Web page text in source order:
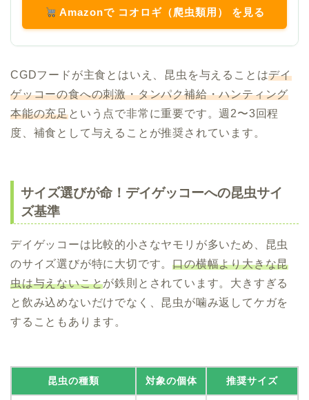
Amazonで コオロギ（爬虫類用） を見る
CGDフードが主食とはいえ、昆虫を与えることはデイ
ゲッコーの食への刺激・タンパク補給・ハンティング
本能の充足という点で非常に重要です。週2〜3回程
度、補食として与えることが推奨されています。
サイズ選びが命！デイゲッコーへの昆虫サイ
ズ基準
デイゲッコーは比較的小さなヤモリが多いため、昆虫
のサイズ選びが特に大切です。口の横幅より大きな昆
虫は与えないことが鉄則とされています。大きすぎる
と飲み込めないだけでなく、昆虫が噛み返してケガを
することもあります。
昆虫の種類 対象の個体 推奨サイズ